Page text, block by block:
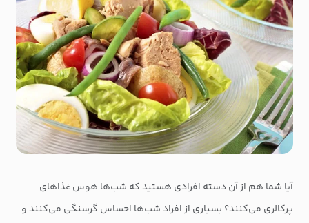
آیا شما هم از آن دسته افرادی هستید که شب‌ها هوس غذاهای
پرکالری می‌کنند؟ بسیاری از افراد شب‌ها احساس گرسنگی می‌کنند و